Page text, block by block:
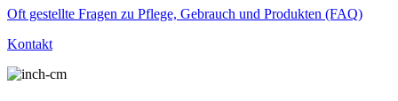
Oft gestellte Fragen zu Pflege, Gebrauch und Produkten (FAQ)
Kontakt